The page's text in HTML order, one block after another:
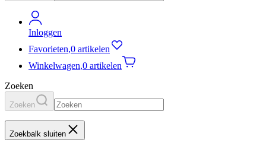
Inloggen
Favorieten,0 artikelen
Winkelwagen,0 artikelen
Zoeken
Zoeken
Zoekbalk sluiten